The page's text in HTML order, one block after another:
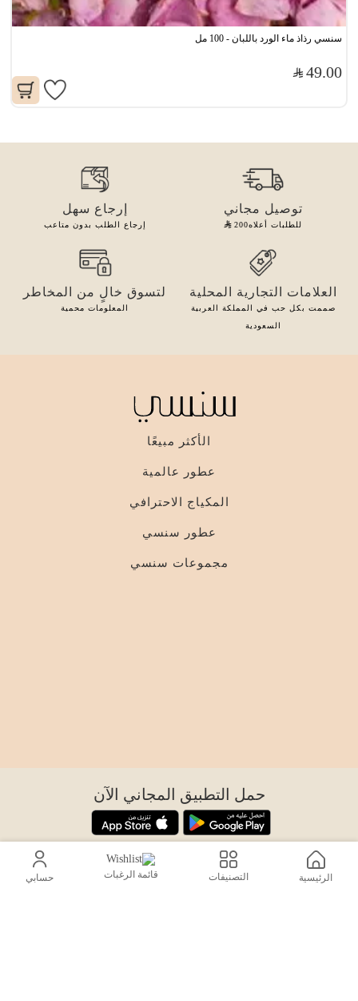
سنسي رذاذ ماء الورد باللبان - 100 مل
49.00
الرئيسية التصنيفات قائمة الرغبات حسابي
توصيل مجاني
للطلبات أعلاه200
إرجاع سهل
إرجاع الطلب بدون متاعب
العلامات التجارية المحلية
صممت بكل حب في المملكة العربية
السعودية
لتسوق خالٍ من المخاطر
المعلومات محمية
الأكثر مبيعًا
عطور عالمية
المكياج الاحترافي
عطور سنسي
مجموعات سنسي
حمل التطبيق المجاني الآن
اتصل بنا